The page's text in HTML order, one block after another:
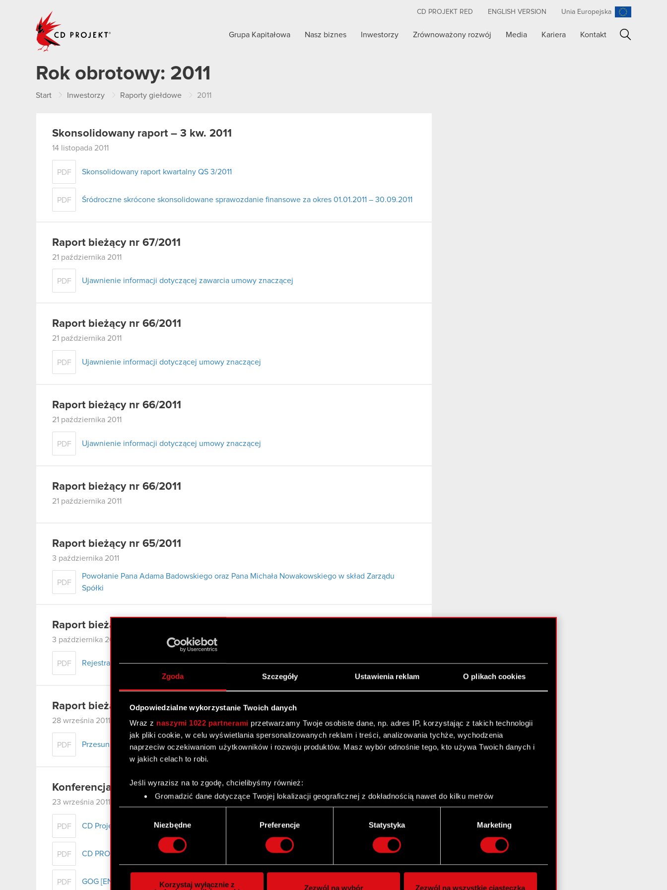
Zgoda Szczegóły Ustawienia reklam O plikach cookies
Odpowiedzialne wykorzystanie Twoich danych
Wraz z naszymi 1022 partnerami przetwarzamy Twoje osobiste dane, np. adres IP, korzystając z takich technologii
jak pliki cookie, w celu wyświetlania spersonalizowanych reklam i treści, analizowania tychże, wychodzenia
naprzeciw oczekiwaniom użytkowników i rozwoju produktów. Masz wybór odnośnie tego, kto używa Twoich danych i
w jakich celach to robi.
Jeśli wyrazisz na to zgodę, chcielibyśmy również:
Gromadzić dane dotyczące Twojej lokalizacji geograficznej z dokładnością nawet do kilku metrów
Identyfikować Twoje urządzenie, aktywnie analizując charakteryzującego je zbiory danych (fingerprinting,
Dowiedz się więcej odnośnie tego, jak Twoje osobiste dane są przetwarzane oraz ustaw własne preferencje w
szczegółów . W Deklaracji plików cookie możesz zmienić lub wycofać swoją zgodę w dowolnej chwili.
Wykorzystujemy pliki cookie do spersonalizowania treści i reklam, aby oferować funkcje społecznościowe i
Niezbędne Preferencje Statystyka Marketing
Korzystaj wyłącznie z
Zezwól na wybór Zezwól na wszystkie ciasteczka
CD PROJEKT RED ENGLISH VERSION Unia Europejska
Grupa Kapitałowa Nasz biznes Inwestorzy Zrównoważony rozwój Media Kariera Kontakt
Rok obrotowy: 2011
Start Inwestorzy Raporty giełdowe 2011
Skonsolidowany raport – 3 kw. 2011
14 listopada 2011
PDF Skonsolidowany raport kwartalny QS 3/2011
PDF Śródroczne skrócone skonsolidowane sprawozdanie finansowe za okres 01.01.2011 – 30.09.2011
Raport bieżący nr 67/2011
21 października 2011
PDF Ujawnienie informacji dotyczącej zawarcia umowy znaczącej
Raport bieżący nr 66/2011
21 października 2011
PDF Ujawnienie informacji dotyczącej umowy znaczącej
Raport bieżący nr 66/2011
21 października 2011
PDF Ujawnienie informacji dotyczącej umowy znaczącej
Raport bieżący nr 66/2011
21 października 2011
Raport bieżący nr 65/2011
3 października 2011
PDF
Powołanie Pana Adama Badowskiego oraz Pana Michała Nowakowskiego w skład Zarządu
Spółki
Raport bieżący nr 64/2011
3 października 2011
PDF Rejestracja połączenia CD Projekt RED S.A. ze spółką zależną CD Projekt Red z o.o.
Raport bieżący nr 63/2011
28 września 2011
PDF Przesunięcie terminu rozprawy w toczącym się postępowaniu spółki zależnej
Konferencja CD PROJEKT RED Jesień 2011
23 września 2011
PDF CD Projekt RED
PDF CD PROJEKT
PDF GOG [EN]